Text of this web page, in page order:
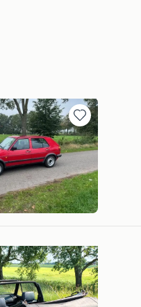
Bewaren
in
Mijn
Favorieten
Auto's
Mijn
Favorieten